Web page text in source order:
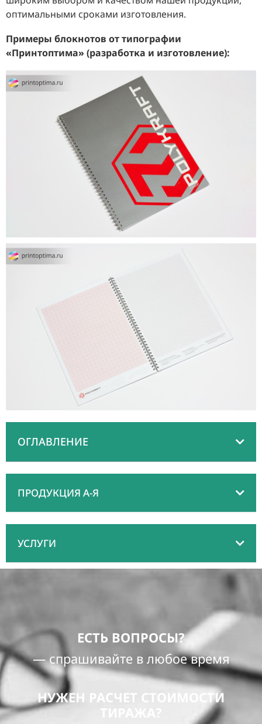
ОГЛАВЛЕНИЕ
ПРОДУКЦИЯ А-Я
УСЛУГИ
оптимальными сроками изготовления.
Примеры блокнотов от типографии
«Принтоптима» (разработка и изготовление):
ЕСТЬ ВОПРОСЫ?
— спрашивайте в любое время
НУЖЕН РАСЧЕТ СТОИМОСТИ
ТИРАЖА?